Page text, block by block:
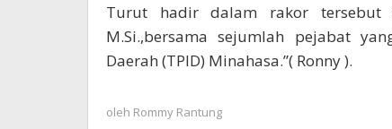
Turut hadir dalam rakor tersebut
M.Si.,bersama sejumlah pejabat
Daerah (TPID) Minahasa.”( Ronny ).
oleh Rommy Rantung